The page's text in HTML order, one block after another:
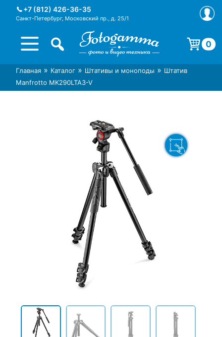
+7 (812) 426-36-35
Санкт-Петербург, Московский пр., д. 25/1
Интернет-магазин фототехники
Foto-Gamma в СПб
Магазин фотоаксессуаров foto-
gamma.ru
0
Корзина пуста.
Главная » Каталог » Штативы и моноподы » Штатив
Manfrotto MK290LTA3-V